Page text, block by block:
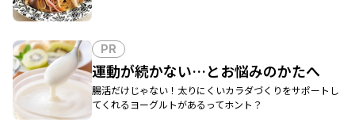
PR
運動が続かない…とお悩みのかたへ
腸活だけじゃない！太りにくいカラダづくりをサポートし
てくれるヨーグルトがあるってホント？